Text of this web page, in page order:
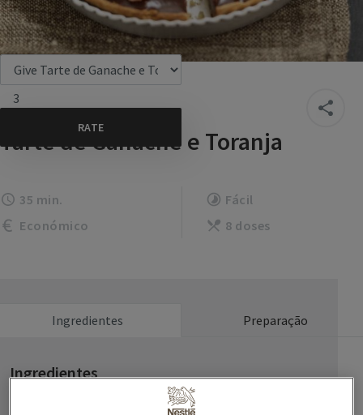
3
Tarte de Ganache e Toranja
35 min.
Fácil
Económico
8 doses
Ingredientes Preparação
Ingredientes